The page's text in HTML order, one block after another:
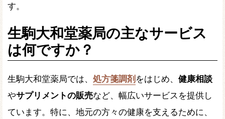
す。
生駒大和堂薬局の主なサービス
は何ですか？
生駒大和堂薬局では、 処方箋調剤 をはじめ、 健康相談
やサプリメントの販売など、幅広いサービスを提供し
ています。特に、地元の方々の健康を支えるために、